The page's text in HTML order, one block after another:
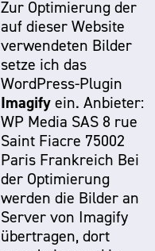
Zur Optimierung der
auf dieser Website
verwendeten Bilder
setze ich das
WordPress-Plugin
Imagify ein. Anbieter:
WP Media SAS 8 rue
Saint Fiacre 75002
Paris Frankreich Bei
der Optimierung
werden die Bilder an
Server von Imagify
übertragen, dort